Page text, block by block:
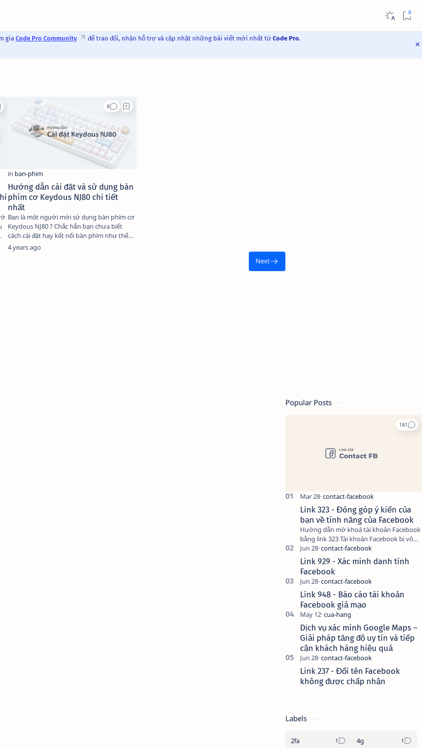
gia Code Pro Community để trao đổi, nhận hỗ trợ và cập nhật những bài viết mới nhất từ Code Pro.
Hướng dẫn cài đặt và sử dụng bàn
phím cơ Keydous NJ80 chi tiết
nhất
Bạn là một người mới sử dụng bàn phím cơ
Keydous NJ80 ? Chắc hẳn bạn chưa biết
cách cài đặt hay kết nối bàn phím như thế
nào. Đừng lo lắng, ngay sau …
4 years ago
Popular Posts
Link 323 - Đóng góp ý kiến của
bạn về tính năng của Facebook
Hướng dẫn mở khoá tài khoản Facebook
bằng link 323 Tài khoản Facebook bị vô
hiệu hóa có thể do nhiều nguyên nhân,
do bạn đăng bài hay thực hiện…
Link 929 - Xác minh danh tính
Facebook
Link 948 - Báo cáo tài khoản
Facebook giả mạo
Dịch vụ xác minh Google Maps –
Giải pháp tăng độ uy tín và tiếp
cận khách hàng hiệu quả
Link 237 - Đổi tên Facebook
không được chấp nhận
Labels
2fa 4g